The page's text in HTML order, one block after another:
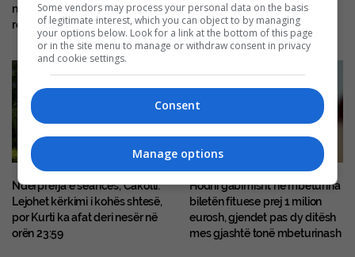
një të dyshuari për vjedhje të
rëndë
të madh, Kosova nuk është
pjesë e studimit
Ndërprerja e seancës, Cakolli:
Lejohet kërkimi i kohës shtesë,
por Kurti ka afat deri nesër në
orën 23:59
Hodhi gabimisht në mbeturina
biletën fituese prej 1 milion
eurosh, gjendet pas dy ditësh
mes gjashtë tonë mbeturinash
Some vendors may process your personal data on the basis
of legitimate interest, which you can object to by managing
your options below. Look for a link at the bottom of this page
or in the site menu to manage or withdraw consent in privacy
and cookie settings.
Consent
Manage options